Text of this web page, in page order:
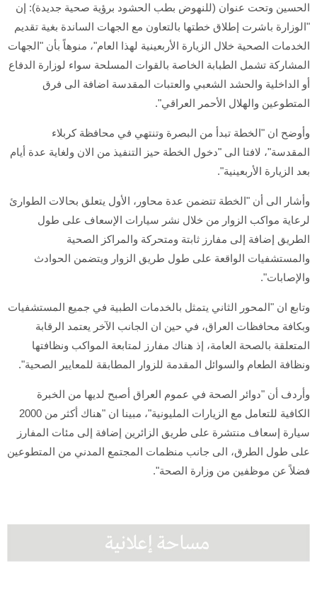
الحسين وتحت عنوان (للنهوض بطب الحشود برؤية صحية جديدة): إن
"الوزارة باشرت إطلاق خطتها بالتعاون مع الجهات الساندة بغية تقديم
الخدمات الصحية خلال الزيارة الأربعينية لهذا العام"، منوهاً بأن "الجهات
المشاركة تشمل الطبابة الخاصة بالقوات المسلحة سواء لوزارة الدفاع
أو الداخلية والحشد الشعبي والعتبات المقدسة اضافة الى فرق
المتطوعين والهلال الأحمر العراقي".
وأوضح ان "الخطة تبدأ من البصرة وتنتهي في محافظة كربلاء
المقدسة"، لافتا الى "دخول الخطة حيز التنفيذ من الان ولغاية عدة أيام
بعد الزيارة الأربعينية".
وأشار الى أن "الخطة تتضمن عدة محاور، الأول يتعلق بحالات الطوارئ
لرعاية مواكب الزوار من خلال نشر سيارات الإسعاف على طول
الطريق إضافة إلى مفارز ثابتة ومتحركة والمراكز الصحية
والمستشفيات الواقعة على طول طريق الزوار ويتضمن الحوادث
والإصابات".
وتابع ان "المحور الثاني يتمثل بالخدمات الطبية في جميع المستشفيات
وبكافة محافظات العراق، في حين ان الجانب الآخر يعتمد الرقابة
المتعلقة بالصحة العامة، إذ هناك مفارز لمتابعة المواكب ونظافتها
ونظافة الطعام والسوائل المقدمة للزوار المطابقة للمعايير الصحية".
وأردف أن "دوائر الصحة في عموم العراق أصبح لديها من الخبرة
الكافية للتعامل مع الزيارات المليونية"، مبينا ان "هناك أكثر من 2000
سيارة إسعاف منتشرة على طريق الزائرين إضافة إلى مئات المفارز
على طول الطرق، الى جانب منظمات المجتمع المدني من المتطوعين
فضلاً عن موظفين من وزارة الصحة".